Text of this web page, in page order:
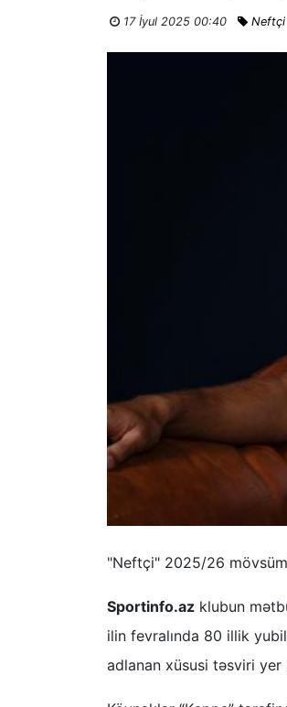
17 İyul 2025 00:40 Neftçi
"Neftçi" 2025/26
Sportinfo.az klubun
ilin fevralında 80 illik
adlanan xüsusi təsviri yer